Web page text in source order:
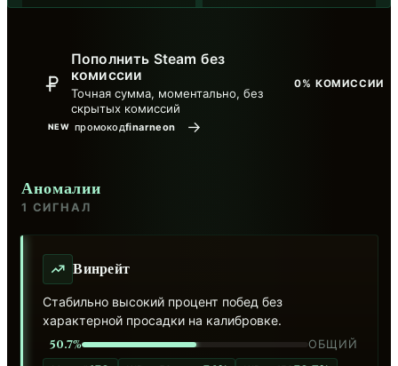
0% КОМИССИИ
NEW промокодfinarneon
Пополнить Steam без
комиссии
Точная сумма, моментально, без
скрытых комиссий
→
Аномалии
1 СИГНАЛ
Винрейт
Стабильно высокий процент побед без
характерной просадки на калибровке.
50.7% ОБЩИЙ